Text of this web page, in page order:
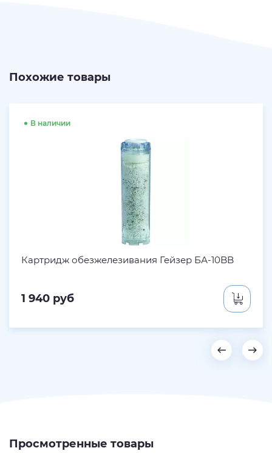
Похожие товары
В наличии
Картридж обезжелезивания Гейзер БА-10BB
1 940 руб
Просмотренные товары